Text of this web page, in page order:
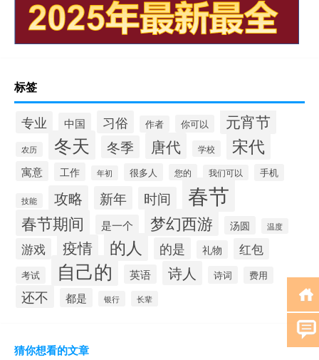
标签
专业 中国 习俗 作者 你可以 元宵节
农历 冬天 冬季 唐代 学校 宋代
寓意 工作 年初 很多人 您的 我们可以 手机
技能 攻略 新年 时间 春节
春节期间 是一个 梦幻西游 汤圆 温度
游戏 疫情 的人 的是 礼物 红包
考试 自己的 英语 诗人 诗词 费用
还不 都是 银行 长辈
猜你想看的文章